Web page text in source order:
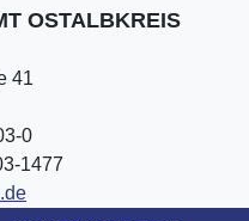
OSTALBKREIS
41
0
1477